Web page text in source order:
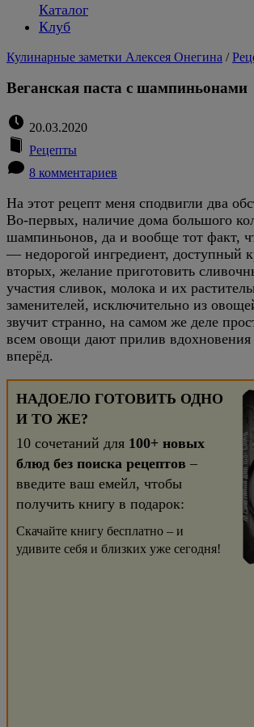
Каталог
Клуб
Кулинарные заметки Алексея Онегина /
Веганская паста с шампиньонами
20.03.2020
Рецепты
8 комментариев
На этот рецепт меня сподвигли два
Во-первых, наличие дома большого
шампиньонов, да и вообще тот факт,
— недорогой ингредиент, доступный
вторых, желание приготовить
участия сливок, молока и их
заменителей, исключительно из
звучит странно, на самом же деле
всем овощи дают прилив вдохновения
вперёд.
НАДОЕЛО ГОТОВИТЬ ОДНО
И ТО ЖЕ?
10 сочетаний для 100+ новых
блюд без поиска рецептов –
введите ваш емейл, чтобы
получить книгу в подарок:
Скачайте книгу бесплатно – и
удивите себя и близких уже сегодня!